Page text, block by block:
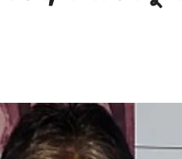
পুড়ল বেশ কিছু বাড়ি